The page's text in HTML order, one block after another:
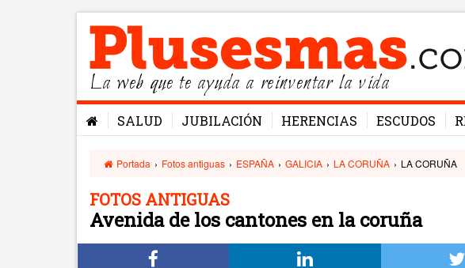
La web que te ayuda a reinventar la vida
SALUD JUBILACIÓN HERENCIAS ESCUDOS
Portada › Fotos antiguas › ESPAÑA › GALICIA › LA CORUÑA › LA CORUÑA
FOTOS ANTIGUAS
Avenida de los cantones en la coruña